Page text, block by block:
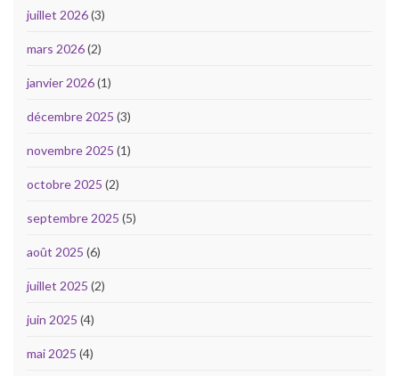
juillet 2026(3)
mars 2026(2)
janvier 2026(1)
décembre 2025 (3)
novembre 2025 (1)
octobre 2025 (2)
septembre 2025 (5)
août 2025 (6)
juillet 2025 (2)
juin 2025 (4)
mai 2025 (4)